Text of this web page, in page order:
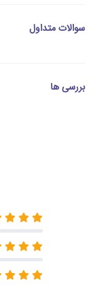
سوالات متداول
بررسی ها